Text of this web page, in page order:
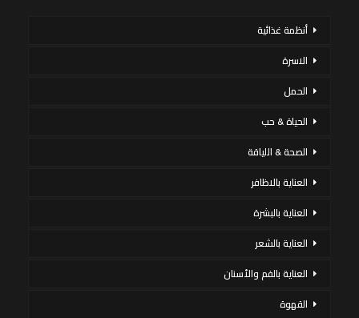
أنظمة غذائية
الاسرة
الحمل
الحياة & حب
الصحة & اللياقة
العناية بالاظافر
العناية بالبشرة
العناية بالشعر
العناية بالفم والأسنان
القهوة